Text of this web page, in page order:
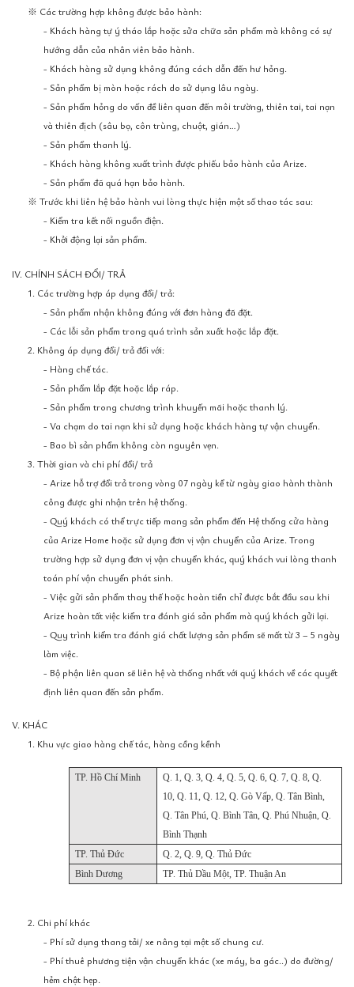
※ Các trường hợp không được bảo hành:
- Khách hàng tự ý tháo lắp hoặc sửa chữa sản phẩm mà không có sự
hướng dẫn của nhân viên bảo hành.
- Khách hàng sử dụng không đúng cách dẫn đến hư hỏng.
- Sản phẩm bị mòn hoặc rách do sử dụng lâu ngày.
- Sản phẩm hỏng do vấn đề liên quan đến môi trường, thiên tai, tai nạn
và thiên địch (sâu bọ, côn trùng, chuột, gián…)
- Sản phẩm thanh lý.
- Khách hàng không xuất trình được phiếu bảo hành của Arize.
- Sản phẩm đã quá hạn bảo hành.
※ Trước khi liên hệ bảo hành vui lòng thực hiện một số thao tác sau:
- Kiểm tra kết nối nguồn điện.
- Khởi động lại sản phẩm.
IV. CHÍNH SÁCH ĐỔI/ TRẢ
1. Các trường hợp áp dụng đổi/ trả:
- Sản phẩm nhận không đúng với đơn hàng đã đặt.
- Các lỗi sản phẩm trong quá trình sản xuất hoặc lắp đặt.
2. Không áp dụng đổi/ trả đối với:
- Hàng chế tác.
- Sản phẩm lắp đặt hoặc lắp ráp.
- Sản phẩm trong chương trình khuyến mãi hoặc thanh lý.
- Va chạm do tai nạn khi sử dụng hoặc khách hàng tự vận chuyển.
- Bao bì sản phẩm không còn nguyên vẹn.
3. Thời gian và chi phí đổi/ trả
- Arize hỗ trợ đổi trả trong vòng 07 ngày kể từ ngày giao hành thành
công được ghi nhận trên hệ thống.
- Quý khách có thể trực tiếp mang sản phẩm đến Hệ thống cửa hàng
của Arize Home hoặc sử dụng đơn vị vận chuyển của Arize. Trong
trường hợp sử dụng đơn vị vận chuyển khác, quý khách vui lòng thanh
toán phí vận chuyển phát sinh.
- Việc gửi sản phẩm thay thế hoặc hoàn tiền chỉ được bắt đầu sau khi
Arize hoàn tất việc kiểm tra đánh giá sản phẩm mà quý khách gửi lại.
- Quy trình kiểm tra đánh giá chất lượng sản phẩm sẽ mất từ 3 – 5 ngày
làm việc.
- Bộ phận liên quan sẽ liên hệ và thống nhất với quý khách về các quyết
định liên quan đến sản phẩm.
V. KHÁC
1. Khu vực giao hàng chế tác, hàng cồng kềnh
TP. Hồ Chí Minh
Q. 1, Q. 3, Q. 4, Q. 5, Q. 6, Q. 7, Q. 8, Q.
10, Q. 11, Q. 12, Q. Gò Vấp, Q. Tân Bình,
Q. Tân Phú, Q. Bình Tân, Q. Phú Nhuận, Q.
Bình Thạnh
TP. Thủ Đức
Q. 2, Q. 9, Q. Thủ Đức
Bình Dương
TP. Thủ Dầu Một, TP. Thuận An
2. Chi phí khác
- Phí sử dụng thang tải/ xe nâng tại một số chung cư.
- Phí thuê phương tiện vận chuyển khác (xe máy, ba gác..) do đường/
hẻm chật hẹp.